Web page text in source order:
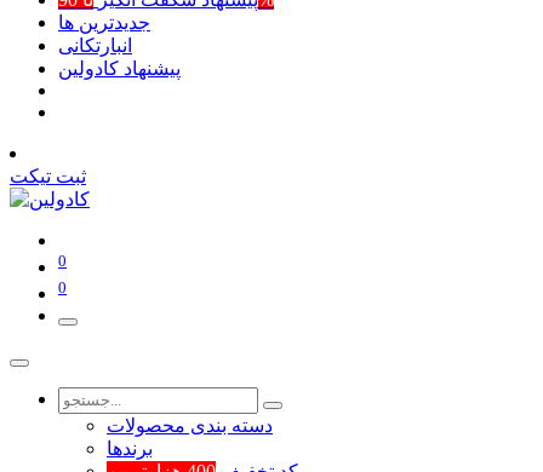
جدیدترین ها
انبارتکانی
پیشنهاد کادولین
ثبت تیکت
0
0
دسته بندی محصولات
برند‌ها